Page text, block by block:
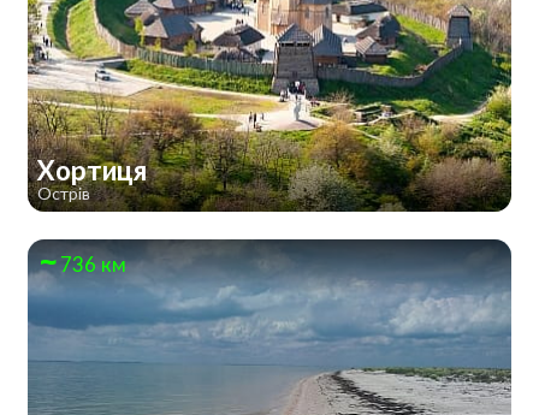
Хортиця
Острів
736 км